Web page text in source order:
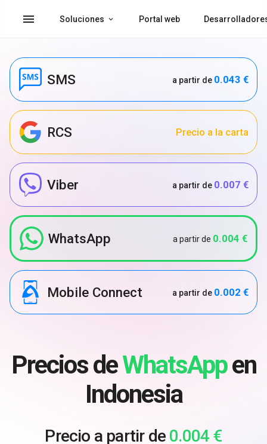
menu Soluciones Portal web
SMS a partir de 0.043 €
RCS Precio a la carta
Viber a partir de 0.007 €
WhatsApp a partir de 0.004 €
Mobile Connect a partir de 0.002 €
Precios deWhatsAppen
Indonesia
Precio a partir de 0.004 €